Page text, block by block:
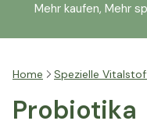
Mehr kaufen, Mehr
Home Spezielle
Probiotika